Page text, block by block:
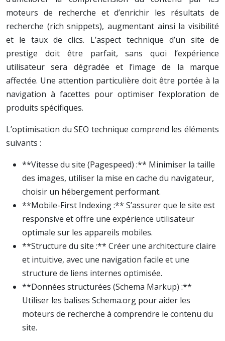
moteurs de recherche et d’enrichir les résultats de
recherche (rich snippets), augmentant ainsi la visibilité
et le taux de clics. L’aspect technique d’un site de
prestige doit être parfait, sans quoi l’expérience
utilisateur sera dégradée et l’image de la marque
affectée. Une attention particulière doit être portée à la
navigation à facettes pour optimiser l’exploration de
produits spécifiques.
L’optimisation du SEO technique comprend les éléments
suivants :
**Vitesse du site (Pagespeed) :** Minimiser la taille
des images, utiliser la mise en cache du navigateur,
choisir un hébergement performant.
**Mobile-First Indexing :** S’assurer que le site est
responsive et offre une expérience utilisateur
optimale sur les appareils mobiles.
**Structure du site :** Créer une architecture claire
et intuitive, avec une navigation facile et une
structure de liens internes optimisée.
**Données structurées (Schema Markup) :**
Utiliser les balises Schema.org pour aider les
moteurs de recherche à comprendre le contenu du
site.